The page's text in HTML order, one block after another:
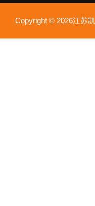
Copyright © 2026江苏